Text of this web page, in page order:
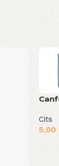
Cits
5,00